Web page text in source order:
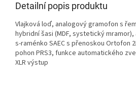
Detailní popis produktu
Vlajková loď, analogový gramofon s
hybridní šasi (MDF, systetický
s-raménko SAEC s přenoskou Ortofon
pohon PRS3, funkce automatického
XLR výstup